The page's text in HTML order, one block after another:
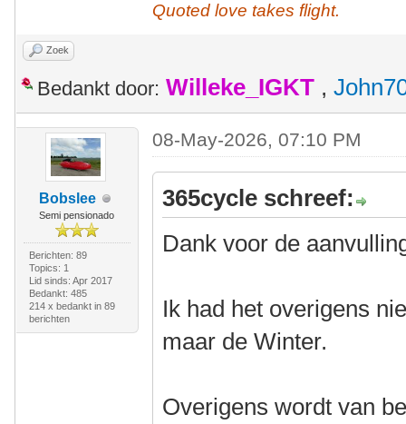
Quoted love takes flight.
Zoek
Bedankt door: Willeke_IGKT ,
Bobslee
Semi pensionado
Berichten: 89
Topics: 1
Lid sinds: Apr 2017
Bedankt: 485
214 x bedankt in 89
berichten
08-May-2026, 07:10 PM
365cycle schreef:
Dank voor de
Ik had het overigens
maar de Winter.
Overigens wordt van